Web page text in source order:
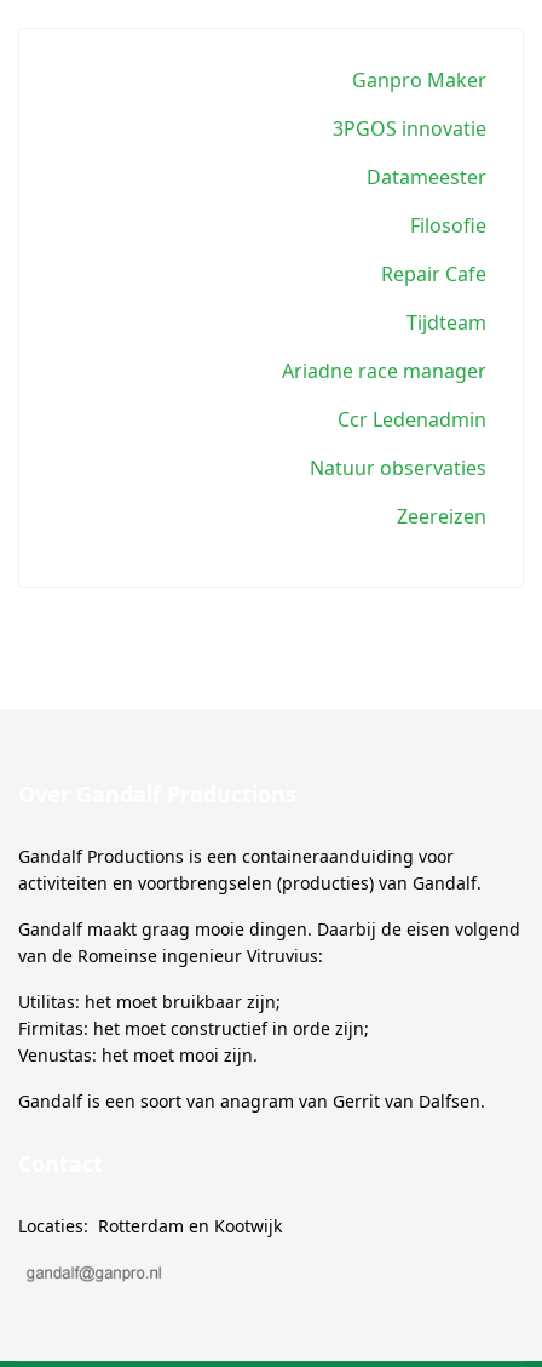
Ganpro Maker
3PGOS innovatie
Datameester
Filosofie
Repair Cafe
Tijdteam
Ariadne race manager
Ccr Ledenadmin
Natuur observaties
Zeereizen
Gandalf Productions is een containeraanduiding voor
activiteiten en voortbrengselen (producties) van Gandalf.
Gandalf maakt graag mooie dingen. Daarbij de eisen volgend
van de Romeinse ingenieur Vitruvius:
Utilitas: het moet bruikbaar zijn;
Firmitas: het moet constructief in orde zijn;
Venustas: het moet mooi zijn.
Gandalf is een soort van anagram van Gerrit van Dalfsen.
Locaties: Rotterdam en Kootwijk